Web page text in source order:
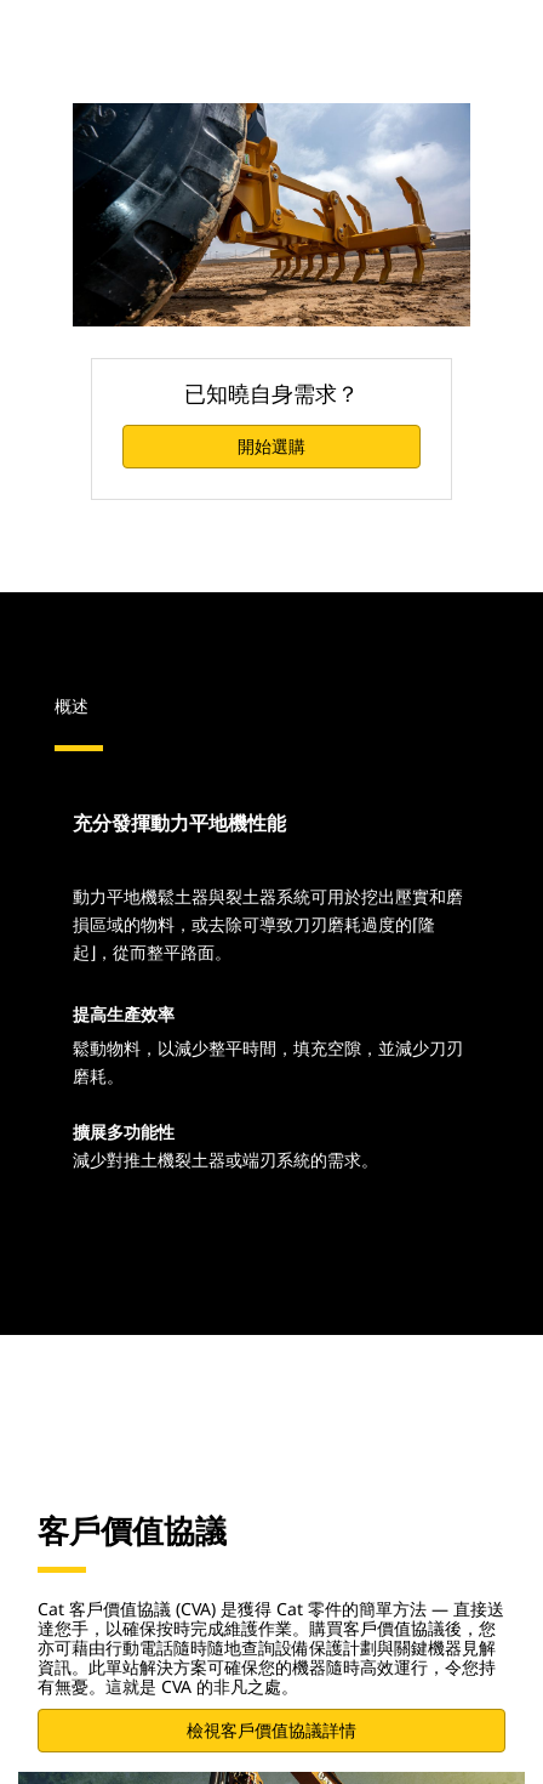
已知曉自身需求？
開始選購
概述
充分發揮動力平地機性能
動力平地機鬆土器與裂土器系統可用於挖出壓實和磨
損區域的物料，或去除可導致刀刃磨耗過度的⌈隆
起⌋，從而整平路面。
提高生產效率
鬆動物料，以減少整平時間，填充空隙，並減少刀刃
磨耗。
擴展多功能性
減少對推土機裂土器或端刃系統的需求。
客戶價值協議
Cat 客戶價值協議 (CVA) 是獲得 Cat 零件的簡單方法 — 直接送
達您手，以確保按時完成維護作業。購買客戶價值協議後，您
亦可藉由行動電話隨時隨地查詢設備保護計劃與關鍵機器見解
資訊。此單站解決方案可確保您的機器隨時高效運行，令您持
有無憂。這就是 CVA 的非凡之處。
檢視客戶價值協議詳情